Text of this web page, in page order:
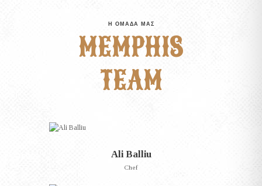
Η ΟΜΑΔΑ ΜΑΣ
MEMPHIS
TEAM
Ali Balliu
Chef